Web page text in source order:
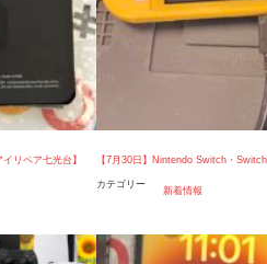
リペア七光台】 【7月30日】Nintendo Switch・
カテゴリー
新着情報